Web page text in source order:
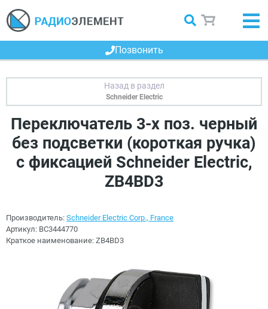
Позвонить
Schneider Electric
Переключатель 3-х поз. черный
без подсветки (короткая ручка)
с фиксацией Schneider Electric,
ZB4BD3
Производитель: Schneider Electric Corp., France
Артикул: BC3444770
Краткое наименование: ZB4BD3